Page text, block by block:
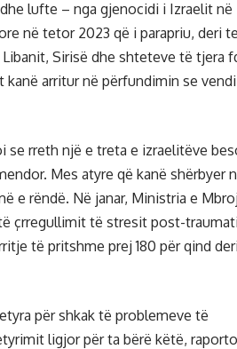
lufte – nga gjenocidi i Izraelit në
në tetor 2023 që i parapriu, deri te
Sirisë dhe shteteve të tjera
arritur në përfundimin se vendi
se rreth një e treta e izraelitëve
Mes atyre që kanë shërbyer
e rëndë. Në janar, Ministria e
çrregullimit të stresit post-
të pritshme prej 180 për qind
për shkak të problemeve të
ligjor për ta bërë këtë,